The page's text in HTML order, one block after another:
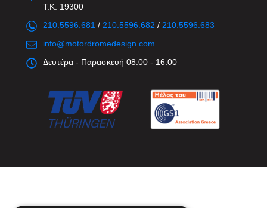
Τ.Κ. 19300
210.5596.681 / 210.5596.682 / 210.5596.683
info@motordromedesign.com
Δευτέρα - Παρασκευή 08:00 - 16:00